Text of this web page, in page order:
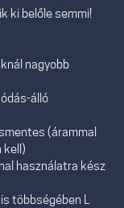
ki belőle semmi!
nagyobb
álló
(árammal
kell)
használatra kész
többségében L